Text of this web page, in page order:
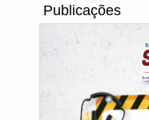
Publicações